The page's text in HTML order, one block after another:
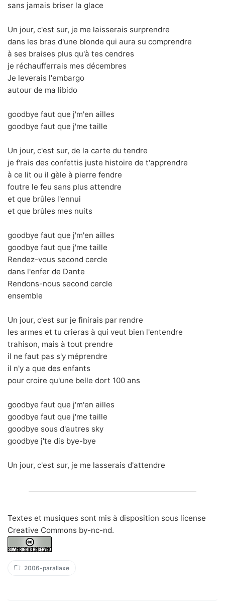
sans jamais briser la glace
Un jour, c'est sur, je me laisserais surprendre
dans les bras d'une blonde qui aura su comprendre
à ses braises plus qu'à tes cendres
je réchaufferrais mes décembres
Je leverais l'embargo
autour de ma libido
goodbye faut que j'm'en ailles
goodbye faut que j'me taille
Un jour, c'est sur, de la carte du tendre
je f'rais des confettis juste histoire de t'apprendre
à ce lit ou il gèle à pierre fendre
foutre le feu sans plus attendre
et que brûles l'ennui
et que brûles mes nuits
goodbye faut que j'm'en ailles
goodbye faut que j'me taille
Rendez-vous second cercle
dans l'enfer de Dante
Rendons-nous second cercle
ensemble
Un jour, c'est sur je finirais par rendre
les armes et tu crieras à qui veut bien l'entendre
trahison, mais à tout prendre
il ne faut pas s'y méprendre
il n'y a que des enfants
pour croire qu'une belle dort 100 ans
goodbye faut que j'm'en ailles
goodbye faut que j'me taille
goodbye sous d'autres sky
goodbye j'te dis bye-bye
Un jour, c'est sur, je me lasserais d'attendre
Textes et musiques sont mis à disposition sous license
Creative Commons by-nc-nd.
2006-parallaxe